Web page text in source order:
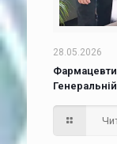
28.05.2026